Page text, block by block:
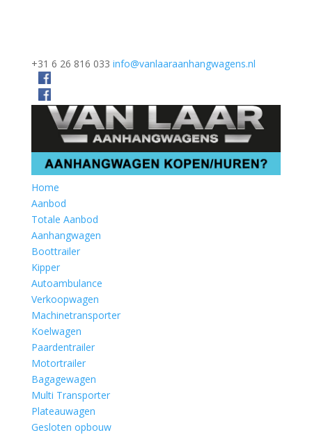
+31 6 26 816 033 info@vanlaaraanhangwagens.nl
Home
Aanbod
Totale Aanbod
Aanhangwagen
Boottrailer
Kipper
Autoambulance
Verkoopwagen
Machinetransporter
Koelwagen
Paardentrailer
Motortrailer
Bagagewagen
Multi Transporter
Plateauwagen
Gesloten opbouw